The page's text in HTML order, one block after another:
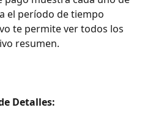
el período de tiempo
te permite ver todos los
resumen.
Detalles: